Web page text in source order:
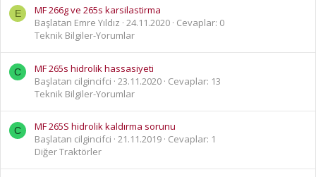
E
MF 266g ve 265s karsilastirma
Başlatan Emre Yıldız 24.11.2020 Cevaplar: 0
Teknik Bilgiler-Yorumlar
C
MF 265s hidrolik hassasiyeti
Başlatan cilgincifci
23.11.2020 Cevaplar: 13
Teknik Bilgiler-Yorumlar
C
MF 265S hidrolik kaldırma sorunu
Başlatan cilgincifci 21.11.2019 Cevaplar: 1
Diğer Traktörler